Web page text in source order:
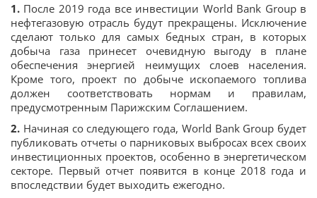
1. После 2019 года все инвестиции World Bank Group в
нефтегазовую отрасль будут прекращены. Исключение
сделают только для самых бедных стран, в которых
добыча газа принесет очевидную выгоду в плане
обеспечения энергией неимущих слоев населения.
Кроме того, проект по добыче ископаемого топлива
должен соответствовать нормам и правилам,
предусмотренным Парижским Соглашением.
2. Начиная со следующего года, World Bank Group будет
публиковать отчеты о парниковых выбросах всех своих
инвестиционных проектов, особенно в энергетическом
секторе. Первый отчет появится в конце 2018 года и
впоследствии будет выходить ежегодно.